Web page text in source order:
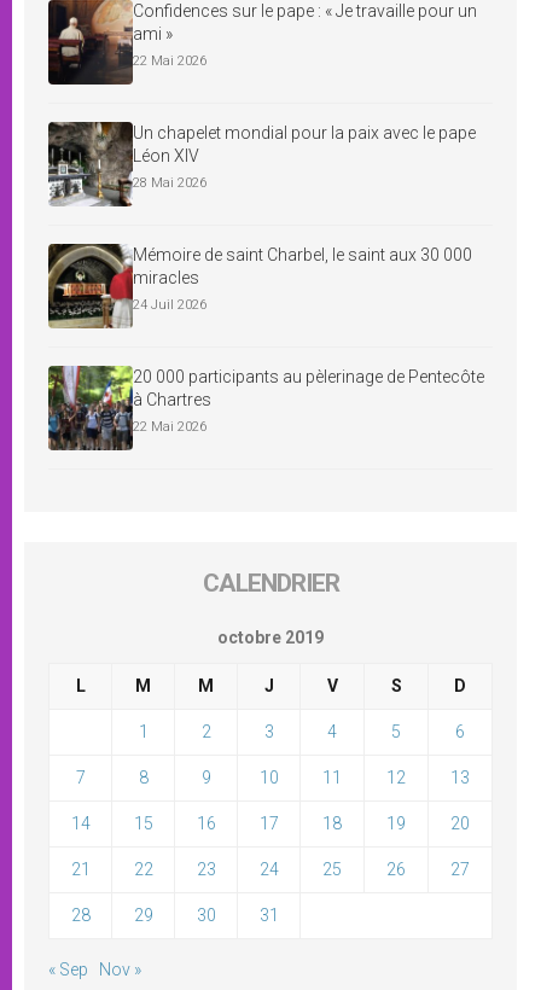
Confidences sur le pape : « Je travaille pour un
ami »
22 Mai 2026
Un chapelet mondial pour la paix avec le pape
Léon XIV
28 Mai 2026
Mémoire de saint Charbel, le saint aux 30 000
miracles
24 Juil 2026
20 000 participants au pèlerinage de Pentecôte
à Chartres
22 Mai 2026
CALENDRIER
octobre 2019
L M M J V S D
1 2 3 4 5 6
7 8 9 10 11 12 13
14 15 16 17 18 19 20
21 22 23 24 25 26 27
28 29 30 31
« Sep Nov »